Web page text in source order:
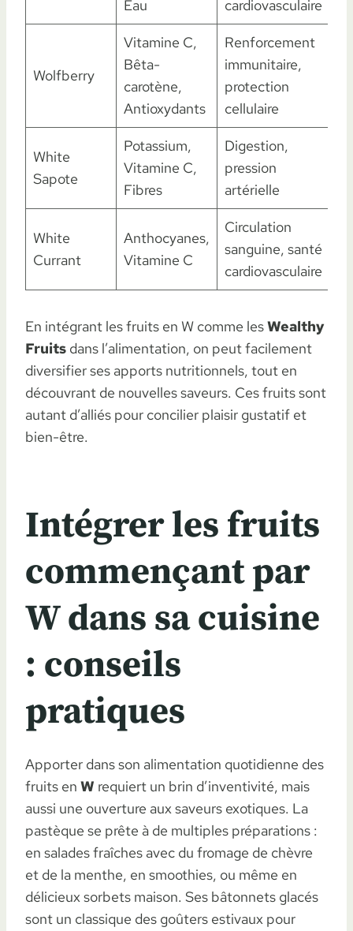
Eau cardiovasculaire
Wolfberry
Vitamine C,
Bêta-
carotène,
Antioxydants
Renforcement
immunitaire,
protection
cellulaire
White
Sapote
Potassium,
Vitamine C,
Fibres
Digestion,
pression
artérielle
White
Currant
Anthocyanes,
Vitamine C
Circulation
sanguine, santé
cardiovasculaire
En intégrant les fruits en W comme lesWealthy
Fruits dans l’alimentation, on peut facilement
diversifier ses apports nutritionnels, tout en
découvrant de nouvelles saveurs. Ces fruits sont
autant d’alliés pour concilier plaisir gustatif et
bien-être.
Intégrer les fruits
commençant par
W dans sa cuisine
: conseils
pratiques
Apporter dans son alimentation quotidienne des
fruits en W requiert un brin d’inventivité, mais
aussi une ouverture aux saveurs exotiques. La
pastèque se prête à de multiples préparations :
en salades fraîches avec du fromage de chèvre
et de la menthe, en smoothies, ou même en
délicieux sorbets maison. Ses bâtonnets glacés
sont un classique des goûters estivaux pour